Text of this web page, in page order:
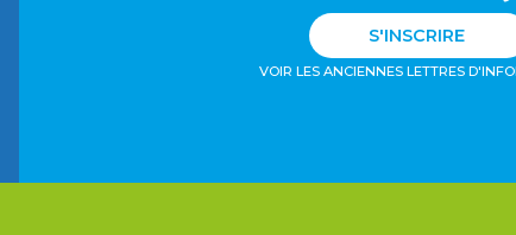
S'INSCRIRE
VOIR LES ANCIENNES LETTRES